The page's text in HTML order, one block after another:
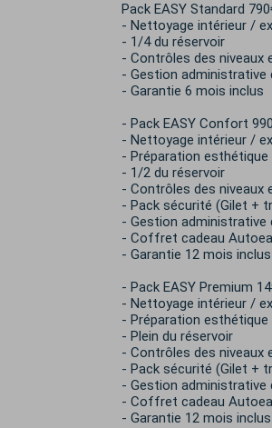
Pack EASY Standard
- Nettoyage intérieur /
- 1/4 du réservoir
- Contrôles des niveaux
- Gestion administrative
- Garantie 6 mois inclus
- Pack EASY Confort
- Nettoyage intérieur /
- Préparation
- 1/2 du réservoir
- Contrôles des niveaux
- Pack sécurité (Gilet +
- Gestion administrative
- Coffret cadeau
- Garantie 12 mois inclus
- Pack EASY Premium
- Nettoyage intérieur /
- Préparation
- Plein du réservoir
- Contrôles des niveaux
- Pack sécurité (Gilet +
- Gestion administrative
- Coffret cadeau
- Garantie 12 mois